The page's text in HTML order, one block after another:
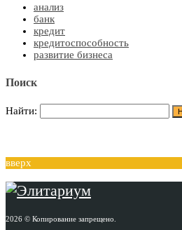
анализ
банк
кредит
кредитоспособность
развитие бизнеса
Поиск
Найти:
вверх
2026 © Копирование запрещено.